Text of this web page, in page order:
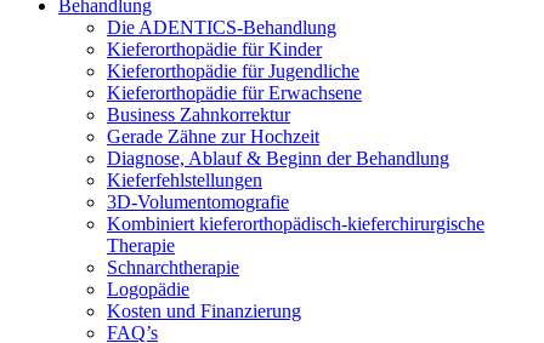
Behandlung
Die ADENTICS-Behandlung
Kieferorthopädie für Kinder
Kieferorthopädie für Jugendliche
Kieferorthopädie für Erwachsene
Business Zahnkorrektur
Gerade Zähne zur Hochzeit
Diagnose, Ablauf & Beginn der Behandlung
Kieferfehlstellungen
3D-Volumentomografie
Kombiniert kieferorthopädisch-kieferchirurgische
Therapie
Schnarchtherapie
Logopädie
Kosten und Finanzierung
FAQ’s